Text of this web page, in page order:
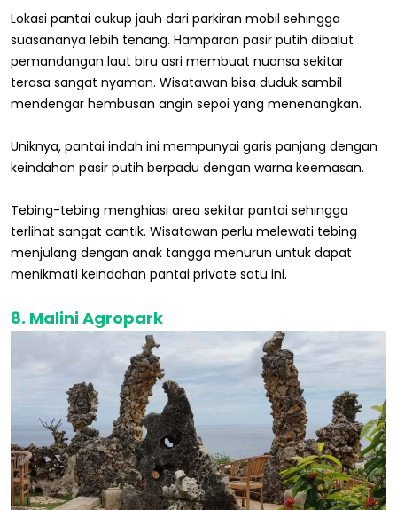
Lokasi pantai cukup jauh dari parkiran mobil sehingga
suasananya lebih tenang. Hamparan pasir putih dibalut
pemandangan laut biru asri membuat nuansa sekitar
terasa sangat nyaman. Wisatawan bisa duduk sambil
mendengar hembusan angin sepoi yang menenangkan.
Uniknya, pantai indah ini mempunyai garis panjang dengan
keindahan pasir putih berpadu dengan warna keemasan.
Tebing-tebing menghiasi area sekitar pantai sehingga
terlihat sangat cantik. Wisatawan perlu melewati tebing
menjulang dengan anak tangga menurun untuk dapat
menikmati keindahan pantai private satu ini.
8. Malini Agropark